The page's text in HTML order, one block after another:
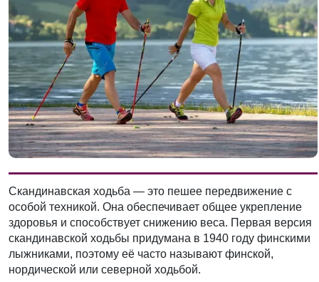
Скандинавская ходьба — это пешее передвижение с
особой техникой. Она обеспечивает общее укрепление
здоровья и способствует снижению веса. Первая версия
скандинавской ходьбы придумана в 1940 году финскими
лыжниками, поэтому её часто называют финской,
нордической или северной ходьбой.